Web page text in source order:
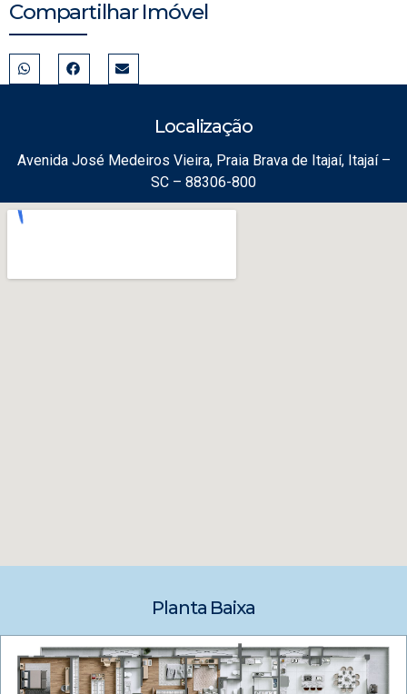
Compartilhar Imóvel
Localização
Avenida José Medeiros Vieira, Praia Brava de Itajaí, Itajaí –
SC – 88306-800
Planta Baixa